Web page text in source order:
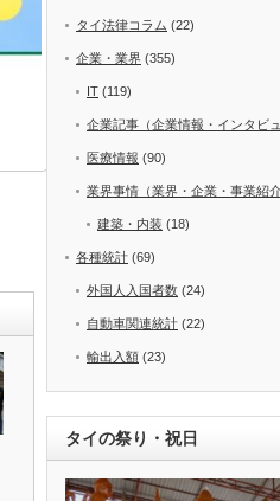
タイ法律コラム (22)
企業・業界 (355)
IT (119)
企業記事（企業情報・インタビュ
医療情報 (90)
業界事情（業界・企業・事業紹介
建築・内装 (18)
各種統計 (69)
外国人入国者数 (24)
自動車関連統計 (22)
輸出入額 (23)
タイの祭り・祝日